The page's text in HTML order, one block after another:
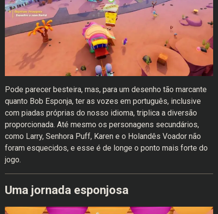
Pode parecer besteira, mas, para um desenho tão marcante
quanto Bob Esponja, ter as vozes em português, inclusive
com piadas próprias do nosso idioma, triplica a diversão
proporcionada. Até mesmo os personagens secundários,
como Larry, Senhora Puff, Karen e o Holandês Voador não
foram esquecidos, e esse é de longe o ponto mais forte do
jogo.
Uma jornada esponjosa